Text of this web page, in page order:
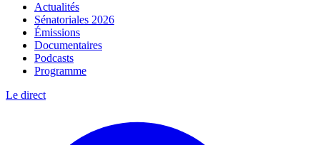
Actualités
Sénatoriales 2026
Émissions
Documentaires
Podcasts
Programme
Le direct